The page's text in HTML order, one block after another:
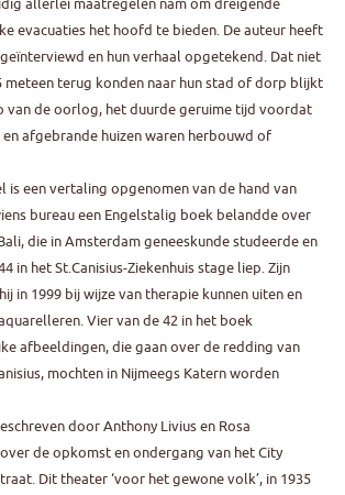
allerlei maatregelen nam om dreigende
evacuaties het hoofd te bieden. De auteur heeft
en hun verhaal opgetekend. Dat niet
meteen terug konden naar hun stad of dorp blijkt
van de oorlog, het duurde geruime tijd voordat
afgebrande huizen waren herbouwd of
is een vertaling opgenomen van de hand van
bureau een Engelstalig boek belandde over
die in Amsterdam geneeskunde studeerde en
in het St.Canisius-Ziekenhuis stage liep. Zijn
in 1999 bij wijze van therapie kunnen uiten en
Vier van de 42 in het boek
afbeeldingen, die gaan over de redding van
mochten in Nijmeegs Katern worden
door Anthony Livius en Rosa
de opkomst en ondergang van het City
Dit theater ‘voor het gewone volk’, in 1935